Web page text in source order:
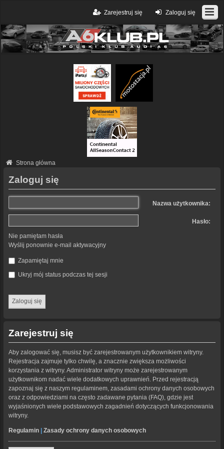
Zaloguj się
Zarejestruj się
Strona główna
Zaloguj się
Nazwa użytkownika:
Hasło:
Nie pamiętam hasła
Wyślij ponownie e-mail aktywacyjny
Zapamiętaj mnie
Ukryj mój status podczas tej sesji
Zarejestruj się
Aby zalogować się, musisz być zarejestrowanym użytkownikiem witryny.
Rejestracja zajmuje tylko chwilę, a znacznie zwiększa możliwości
korzystania z witryny. Administrator witryny może zarejestrowanym
użytkownikom nadać wiele dodatkowych uprawnień. Przed rejestracją
zapoznaj się z naszym regulaminem, zasadami ochrony danych osobowych
oraz z odpowiedziami na często zadawane pytania (FAQ), gdzie jest
wyjaśnionych wiele podstawowych zagadnień dotyczących funkcjonowania
witryny.
Regulamin Zasady ochrony danych osobowych